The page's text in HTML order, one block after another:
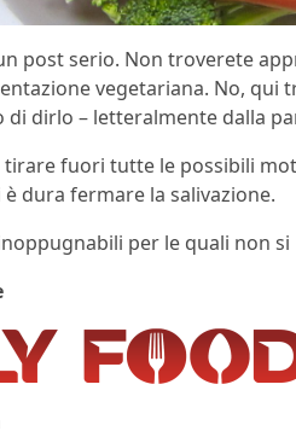
post serio. Non troverete
vegetariana. No,
di dirlo – letteralmente dalla
tirare fuori tutte le possibili
dura fermare la salivazione.
per le quali non